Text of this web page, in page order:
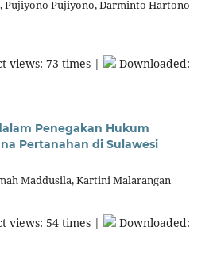
Pujiyono Pujiyono, Darminto Hartono
views: 73 times |
Downloaded:
Penegakan Hukum
Pertanahan di Sulawesi
Maddusila, Kartini Malarangan
views: 54 times |
Downloaded: